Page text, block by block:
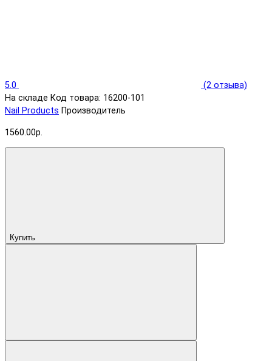
5.0
(2 отзыва)
На складе Код товара: 16200-101
Nail Products Производитель
1560.00р.
Купить